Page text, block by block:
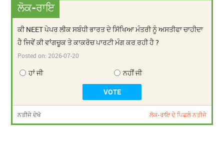
ਲੋਕ-ਰਾਇ
ਕੀ NEET ਪੇਪਰ ਲੀਕ ਸਬੰਧੀ ਭਾਰਤ ਦੇ ਸਿੱਖਿਆ ਮੰਤਰੀ ਨੂੰ ਅਸਤੀਫਾ ਚਾਹੀਦਾ
ਹੈ ਜਿਵੇਂ ਕੀ ਵਾਂਗਚੂਕ ਤੇ ਕਾਕਰੋਚ ਪਾਰਟੀ ਮੰਗ ਕਰ ਰਹੀ ਹੈ ?
Posted on:2026-07-20
ਹਾਂ ਜੀ ਨਹੀਂ ਜੀ
ਨਤੀਜੇ ਦੇਖੋ ਲੋਕ-ਰਾਇ ਦੇ ਪਿਛਲੇ ਨਤੀਜੇ